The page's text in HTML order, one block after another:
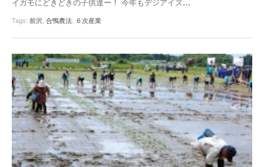
Tags: 前沢 合鴨農法 ６次産業